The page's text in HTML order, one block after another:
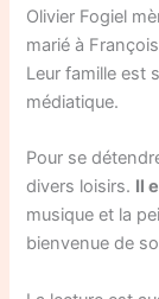
Olivier Fogiel
marié à
Leur famille est
médiatique.
Pour se
divers loisirs. Il
musique et la
bienvenue de